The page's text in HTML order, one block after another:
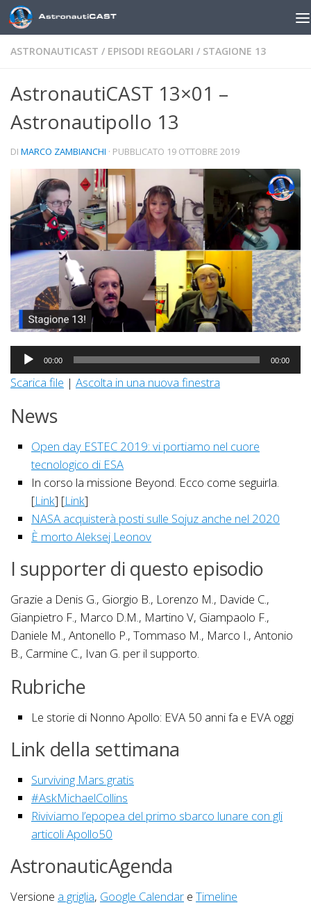
Sotto il contenuto
ASTRONAUTICAST / EPISODI REGOLARI / STAGIONE 13
AstronautiCAST 13×01 –
Astronautipollo 13
DI MARCO ZAMBIANCHI · PUBBLICATO 19 OTTOBRE 2019
Audio
Player
00:00 00:00
Scarica file | Ascolta in una nuova finestra
News
Open day ESTEC 2019: vi portiamo nel cuore
tecnologico di ESA
In corso la missione Beyond. Ecco come seguirla.
[Link] [Link]
NASA acquisterà posti sulle Sojuz anche nel 2020
È morto Aleksej Leonov
I supporter di questo episodio
Grazie a Denis G., Giorgio B., Lorenzo M., Davide C.,
Gianpietro F., Marco D.M., Martino V, Giampaolo F.,
Daniele M., Antonello P., Tommaso M., Marco I., Antonio
B., Carmine C., Ivan G. per il supporto.
Rubriche
Le storie di Nonno Apollo: EVA 50 anni fa e EVA oggi
Link della settimana
Surviving Mars gratis
#AskMichaelCollins
Riviviamo l’epopea del primo sbarco lunare con gli
articoli Apollo50
AstronauticAgenda
Versione a griglia, Google Calendar e Timeline